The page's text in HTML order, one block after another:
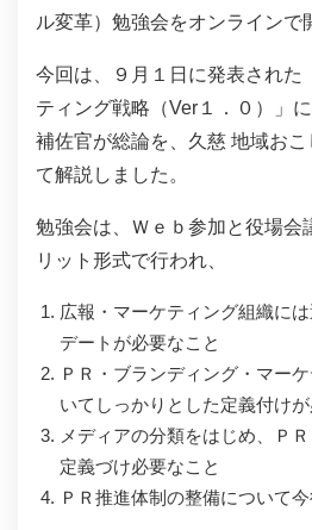
ル変革）勉強会をオンラインで
今回は、９月１日に発表された
ティング戦略（Ver１．０）」
補佐官が総論を、久慈 地域お
て解説しました。
勉強会は、Ｗｅｂ参加と役場会
リット形式で行われ、
広報・マーケティング組織に
デートが必要なこと
ＰＲ・ブランディング・マー
いてしっかりとした定義付け
メディアの分類をはじめ、Ｐ
定義づけ必要なこと
ＰＲ推進体制の整備について